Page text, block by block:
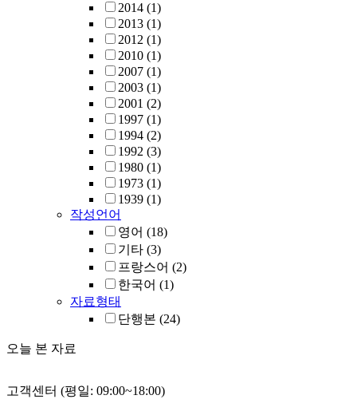
2014 (1)
2013 (1)
2012 (1)
2010 (1)
2007 (1)
2003 (1)
2001 (2)
1997 (1)
1994 (2)
1992 (3)
1980 (1)
1973 (1)
1939 (1)
작성언어
영어 (18)
기타 (3)
프랑스어 (2)
한국어 (1)
자료형태
단행본 (24)
오늘 본 자료
고객센터 (평일: 09:00~18:00)